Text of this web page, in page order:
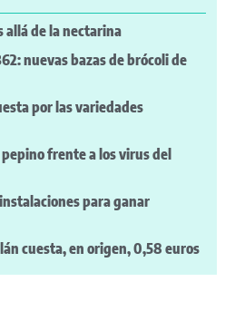
allá de la nectarina
nuevas bazas de brócoli de
por las variedades
frente a los virus del
para ganar
cuesta, en origen, 0,58 euros